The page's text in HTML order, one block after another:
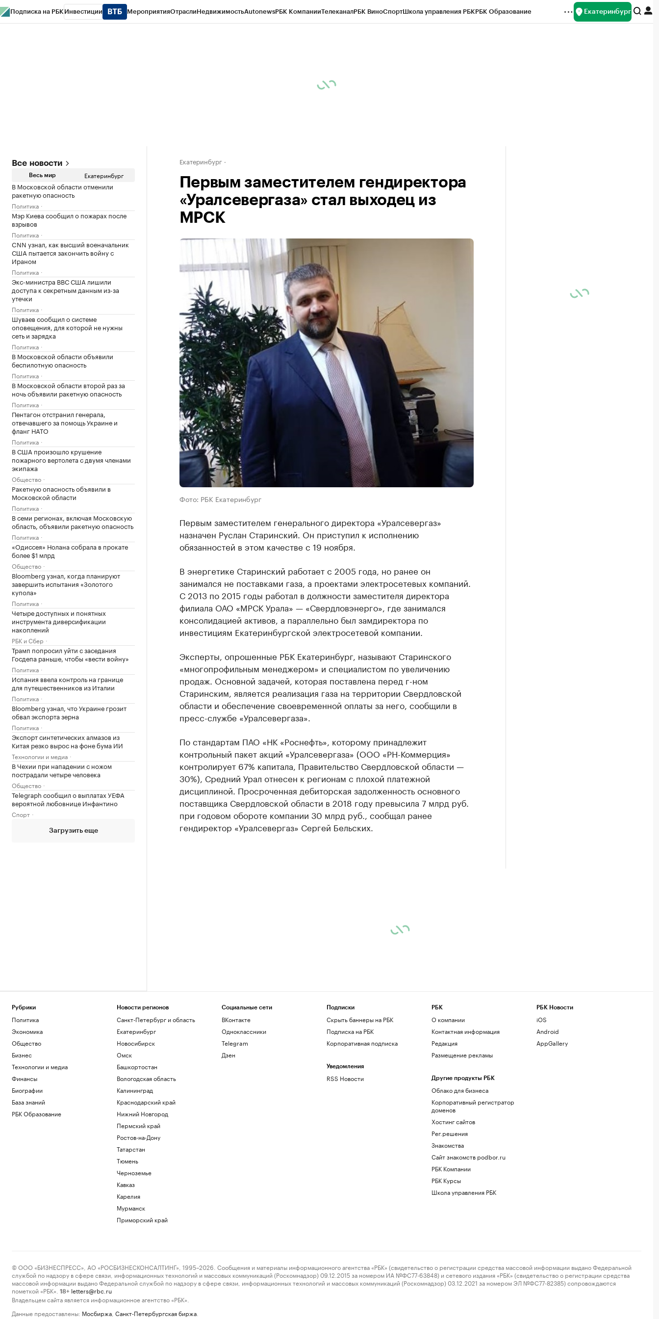
Подписка на РБК Инвестиции МероприятияОтраслиНедвижимостьAutonewsРБК КомпанииТелеканалРБК ВиноСпортШкола управления РБКРБК Образование Екатеринбург
Все новости
Весь мир Екатеринбург
В Московской области отменили
ракетную опасность
Политика
Мэр Киева сообщил о пожарах после
взрывов
Политика
CNN узнал, как высший военачальник
США пытается закончить войну с
Ираном
Политика
Экс-министра ВВС США лишили
доступа к секретным данным из-за
утечки
Политика
Шуваев сообщил о системе
оповещения, для которой не нужны
сеть и зарядка
Политика
В Московской области объявили
беспилотную опасность
Политика
В Московской области второй раз за
ночь объявили ракетную опасность
Политика
Пентагон отстранил генерала,
отвечавшего за помощь Украине и
фланг НАТО
Политика
В США произошло крушение
пожарного вертолета с двумя членами
экипажа
Общество
Ракетную опасность объявили в
Московской области
Политика
В семи регионах, включая Московскую
область, объявили ракетную опасность
Политика
«Одиссея» Нолана собрала в прокате
более $1 млрд
Общество
Bloomberg узнал, когда планируют
завершить испытания «Золотого
купола»
Политика
Четыре доступных и понятных
инструмента диверсификации
накоплений
РБК и Сбер
Трамп попросил уйти с заседания
Госдепа раньше, чтобы «вести войну»
Политика
Испания ввела контроль на границе
для путешественников из Италии
Политика
Bloomberg узнал, что Украине грозит
обвал экспорта зерна
Политика
Экспорт синтетических алмазов из
Китая резко вырос на фоне бума ИИ
Технологии и медиа
В Чехии при нападении с ножом
пострадали четыре человека
Общество
Telegraph сообщил о выплатах УЕФА
вероятной любовнице Инфантино
Спорт
Загрузить еще
Екатеринбург
Первым заместителем гендиректора
«Уралсевергаза» стал выходец из
МРСК
Фото: РБК Екатеринбург
Первым заместителем генерального директора «Уралсевергаз»
назначен Руслан Старинский. Он приступил к исполнению
обязанностей в этом качестве с 19 ноября.
В энергетике Старинский работает с 2005 года, но ранее он
занимался не поставками газа, а проектами электросетевых компаний.
С 2013 по 2015 годы работал в должности заместителя директора
филиала ОАО «МРСК Урала» — «Свердловэнерго», где занимался
консолидацией активов, а параллельно был замдиректора по
инвестициям Екатеринбургской электросетевой компании.
Эксперты, опрошенные РБК Екатеринбург, называют Старинского
«многопрофильным менеджером» и специалистом по увеличению
продаж. Основной задачей, которая поставлена перед г-ном
Старинским, является реализация газа на территории Свердловской
области и обеспечение своевременной оплаты за него, сообщили в
пресс-службе «Уралсевергаза».
По стандартам ПАО «НК «Роснефть», которому принадлежит
контрольный пакет акций «Уралсевергаза» (ООО «РН-Коммерция»
контролирует 67% капитала, Правительство Свердловской области —
30%), Средний Урал отнесен к регионам с плохой платежной
дисциплиной. Просроченная дебиторская задолженность основного
поставщика Свердловской области в 2018 году превысила 7 млрд руб.
при годовом обороте компании 30 млрд руб., сообщал ранее
гендиректор «Уралсевергаз» Сергей Бельских.
Рубрики
Политика
Экономика
Общество
Бизнес
Технологии и медиа
Финансы
Биографии
База знаний
РБК Образование
Новости регионов
Санкт-Петербург и область
Екатеринбург
Новосибирск
Омск
Башкортостан
Вологодская область
Калининград
Краснодарский край
Нижний Новгород
Пермский край
Ростов-на-Дону
Татарстан
Тюмень
Черноземье
Кавказ
Карелия
Мурманск
Приморский край
Социальные сети
ВКонтакте
Одноклассники
Telegram
Дзен
Подписки
Скрыть баннеры на РБК
Подписка на РБК
Корпоративная подписка
Уведомления
RSS Новости
РБК
О компании
Контактная информация
Редакция
Размещение рекламы
Другие продукты РБК
Облако для бизнеса
Корпоративный регистратор
доменов
Хостинг сайтов
Рег.решения
Знакомства
Сайт знакомств podbor.ru
РБК Компании
РБК Курсы
Школа управления РБК
РБК Новости
iOS
Android
AppGallery
© ООО «БИЗНЕСПРЕСС», АО «РОСБИЗНЕСКОНСАЛТИНГ», 1995–2026. Сообщения и материалы информационного агентства «РБК» (свидетельство о регистрации средства массовой информации выдано Федеральной
службой по надзору в сфере связи, информационных технологий и массовых коммуникаций (Роскомнадзор) 09.12.2015 за номером ИА №ФС77-63848) и сетевого издания «РБК» (свидетельство о регистрации средства
массовой информации выдано Федеральной службой по надзору в сфере связи, информационных технологий и массовых коммуникаций (Роскомнадзор) 03.12.2021 за номером ЭЛ №ФС77-82385) сопровождаются
пометкой «РБК».
18+ letters@rbc.ru
Владельцем сайта является информационное агентство «РБК».
Данные предоставлены: Мосбиржа Санкт-Петербургская биржа